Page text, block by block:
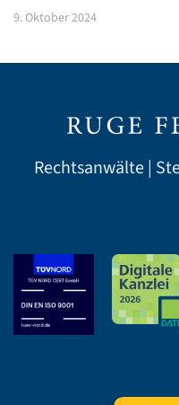
9. Oktober 2024
Rechtsanwälte |